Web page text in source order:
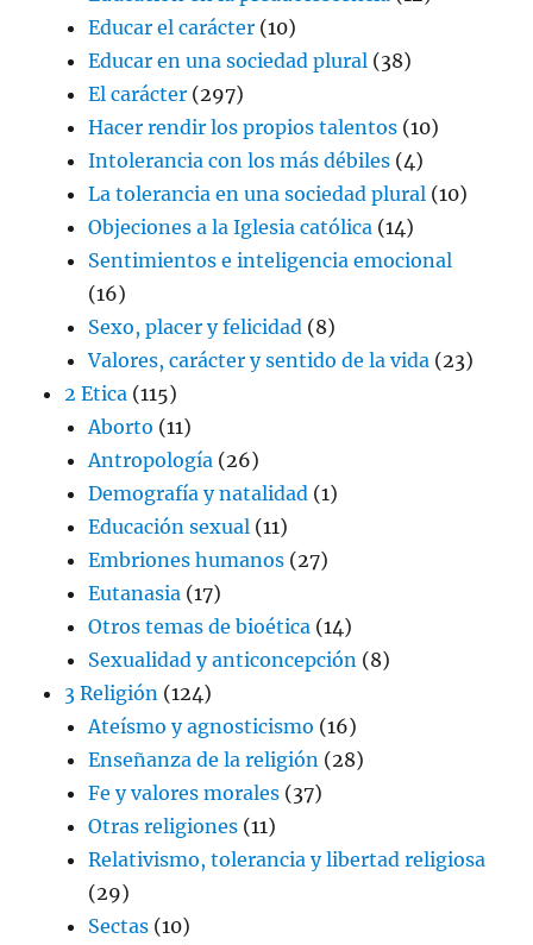
Educar el carácter (10)
Educar en una sociedad plural (38)
El carácter (297)
Hacer rendir los propios talentos (10)
Intolerancia con los más débiles (4)
La tolerancia en una sociedad plural (10)
Objeciones a la Iglesia católica (14)
Sentimientos e inteligencia emocional
(16)
Sexo, placer y felicidad (8)
Valores, carácter y sentido de la vida (23)
2 Etica (115)
Aborto (11)
Antropología (26)
Demografía y natalidad (1)
Educación sexual (11)
Embriones humanos (27)
Eutanasia (17)
Otros temas de bioética (14)
Sexualidad y anticoncepción (8)
3 Religión (124)
Ateísmo y agnosticismo (16)
Enseñanza de la religión (28)
Fe y valores morales (37)
Otras religiones (11)
Relativismo, tolerancia y libertad religiosa
(29)
Sectas (10)